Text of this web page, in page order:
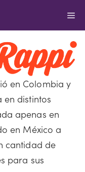
en Colombia y
en distintos
apenas en
en México a
cantidad de
para sus